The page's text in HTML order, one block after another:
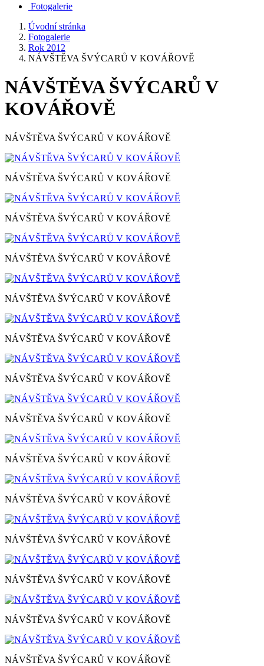
Fotogalerie
Úvodní stránka
Fotogalerie
Rok 2012
NÁVŠTĚVA ŠVÝCARŮ V KOVÁŘOVĚ
NÁVŠTĚVA ŠVÝCARŮ V
KOVÁŘOVĚ
NÁVŠTĚVA ŠVÝCARŮ V KOVÁŘOVĚ
NÁVŠTĚVA ŠVÝCARŮ V KOVÁŘOVĚ
NÁVŠTĚVA ŠVÝCARŮ V KOVÁŘOVĚ
NÁVŠTĚVA ŠVÝCARŮ V KOVÁŘOVĚ
NÁVŠTĚVA ŠVÝCARŮ V KOVÁŘOVĚ
NÁVŠTĚVA ŠVÝCARŮ V KOVÁŘOVĚ
NÁVŠTĚVA ŠVÝCARŮ V KOVÁŘOVĚ
NÁVŠTĚVA ŠVÝCARŮ V KOVÁŘOVĚ
NÁVŠTĚVA ŠVÝCARŮ V KOVÁŘOVĚ
NÁVŠTĚVA ŠVÝCARŮ V KOVÁŘOVĚ
NÁVŠTĚVA ŠVÝCARŮ V KOVÁŘOVĚ
NÁVŠTĚVA ŠVÝCARŮ V KOVÁŘOVĚ
NÁVŠTĚVA ŠVÝCARŮ V KOVÁŘOVĚ
NÁVŠTĚVA ŠVÝCARŮ V KOVÁŘOVĚ